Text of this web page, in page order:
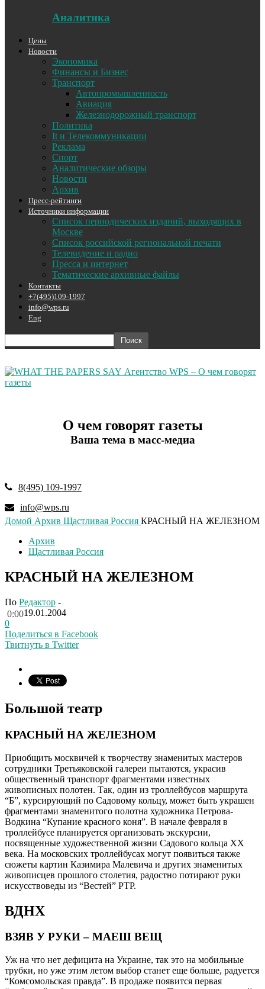
Аналитика
Цены
Новости
Экономика
Финансы и Бизнес
Транспорт
Автопромышленность
Авиация
Железнодорожный транспорт
Политика
It и Телекоммуникации
Реклама
Спорт
Аналитические обзоры
Новости
Архив
Пресс-рейтинги
Источники информации
Список периодических изданий, выходящих в
Москве
Список российской региональной печати
Телевидение и радио
Пресса и интернет
Тематические архивные файлы
Контакты
+7(495)109-1997
info@wps.ru
Eng
Агентство WPS – О чем говорят
газеты
О чем говорят газеты
Ваша тема в масс-медиа
8(495) 109-1997
info@wps.ru
Домой Архив Щастливая Россия КРАСНЫЙ НА ЖЕЛЕЗНОМ
Архив
Щастливая Россия
КРАСНЫЙ НА ЖЕЛЕЗНОМ
По Редактор -
19.01.2004
0:00
0
Поделиться в Facebook
Твитнуть в Twitter
Большой театр
КРАСНЫЙ НА ЖЕЛЕЗНОМ
Приобщить москвичей к творчеству знаменитых мастеров
сотрудники Третьяковской галереи пытаются, украсив
общественный транспорт фрагментами известных
живописных полотен. Так, один из троллейбусов маршрута
“Б”, курсирующий по Садовому кольцу, может быть украшен
фрагментами знаменитого полотна художника Петрова-
Водкина “Купание красного коня”. В начале февраля в
троллейбусе планируется организовать экскурсии,
посвященные художественной жизни Садового кольца XX
века. На московских троллейбусах могут появиться также
сюжеты картин Казимира Малевича и других знаменитых
живописцев прошлого столетия, радостно потирают руки
искусствоведы из “Вестей” РТР.
ВДНХ
ВЗЯВ У РУКИ – МАЕШ ВЕЩ
Уж на что нет дефицита на Украине, так это на мобильные
трубки, но уже этим летом выбор станет еще больше, радуется
“Комсомольская правда”. В продаже появится первая